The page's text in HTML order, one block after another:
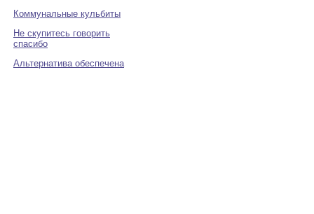
Коммунальные кульбиты
Не скупитесь говорить
спасибо
Альтернатива обеспечена